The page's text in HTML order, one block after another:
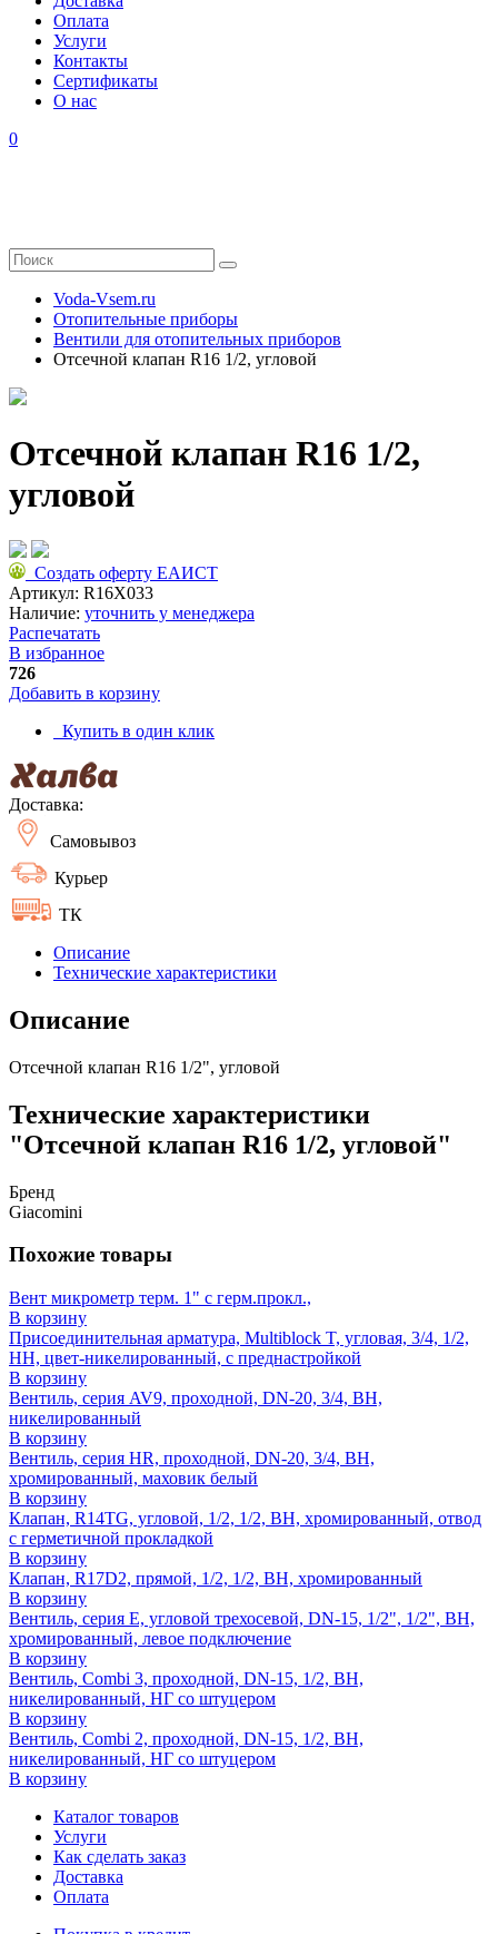
Оплата
Услуги
Контакты
Cертификаты
О нас
0
Voda-Vsem.ru
Отопительные приборы
Вентили для отопительных приборов
Отсечной клапан R16 1/2, угловой
Отсечной клапан R16 1/2,
угловой
Создать оферту ЕАИСТ
Артикул: R16X033
Наличие: уточнить у менеджера
Распечатать
В избранное
726
Добавить в корзину
Купить в один клик
Доставка:
Самовывоз
Курьер
ТК
Описание
Технические характеристики
Описание
Отсечной клапан R16 1/2", угловой
Технические характеристики
"Отсечной клапан R16 1/2, угловой"
Бренд
Giacomini
Похожие товары
Вент микрометр терм. 1" с герм.прокл.,
В корзину
Присоединительная арматура, Multiblock T, угловая, 3/4, 1/2,
НН, цвет-никелированный, с преднастройкой
В корзину
Вентиль, серия AV9, проходной, DN-20, 3/4, ВН,
никелированный
В корзину
Вентиль, серия HR, проходной, DN-20, 3/4, ВН,
хромированный, маховик белый
В корзину
Клапан, R14TG, угловой, 1/2, 1/2, ВН, хромированный, отвод
с герметичной прокладкой
В корзину
Клапан, R17D2, прямой, 1/2, 1/2, ВН, хромированный
В корзину
Вентиль, серия E, угловой трехосевой, DN-15, 1/2", 1/2", ВН,
хромированный, левое подключение
В корзину
Вентиль, Combi 3, проходной, DN-15, 1/2, ВН,
никелированный, НГ со штуцером
В корзину
Вентиль, Combi 2, проходной, DN-15, 1/2, ВН,
никелированный, НГ со штуцером
В корзину
Каталог товаров
Услуги
Как сделать заказ
Доставка
Оплата